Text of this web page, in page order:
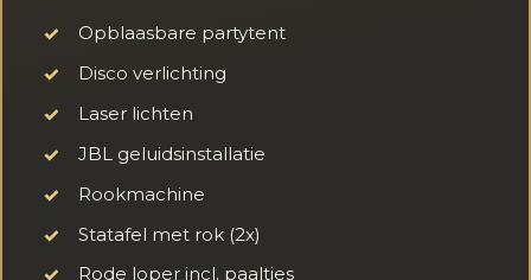
✓
Opblaasbare partytent
✓
Disco verlichting
✓
Laser lichten
✓
JBL geluidsinstallatie
✓
Rookmachine
✓
Statafel met rok (2x)
✓
Rode loper incl. paaltjes